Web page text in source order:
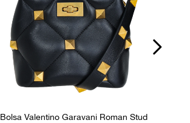
Bolsa Valentino Garavani Roman Stud